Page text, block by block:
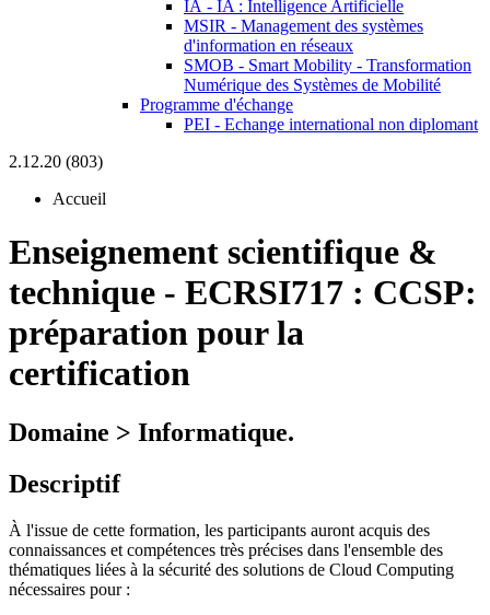
IA - IA : Intelligence Artificielle
MSIR - Management des systèmes
d'information en réseaux
SMOB - Smart Mobility - Transformation
Numérique des Systèmes de Mobilité
Programme d'échange
PEI - Echange international non diplomant
2.12.20 (803)
Accueil
Enseignement scientifique &
technique - ECRSI717 : CCSP:
préparation pour la
certification
Domaine > Informatique.
Descriptif
À l'issue de cette formation, les participants auront acquis des
connaissances et compétences très précises dans l'ensemble des
thématiques liées à la sécurité des solutions de Cloud Computing
nécessaires pour :